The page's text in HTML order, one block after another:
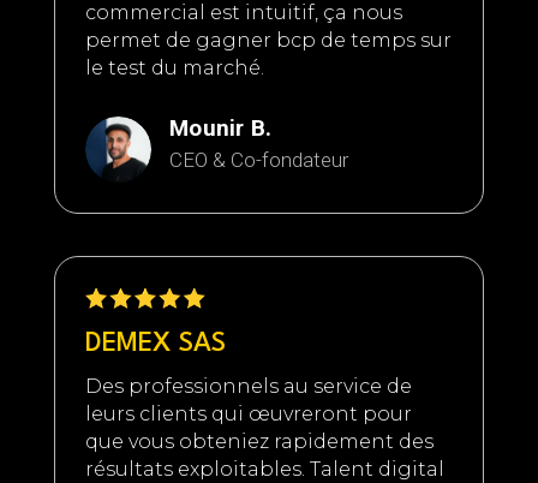
commercial est intuitif, ça nous
permet de gagner bcp de temps sur
le test du marché.
Mounir B.
CEO & Co-fondateur
DEMEX SAS
Des professionnels au service de
leurs clients qui œuvreront pour
que vous obteniez rapidement des
résultats exploitables. Talent digital